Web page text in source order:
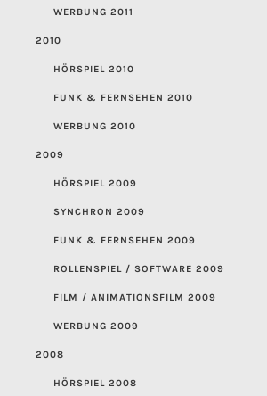
WERBUNG 2011
2010
HÖRSPIEL 2010
FUNK & FERNSEHEN 2010
WERBUNG 2010
2009
HÖRSPIEL 2009
SYNCHRON 2009
FUNK & FERNSEHEN 2009
ROLLENSPIEL / SOFTWARE 2009
FILM / ANIMATIONSFILM 2009
WERBUNG 2009
2008
HÖRSPIEL 2008